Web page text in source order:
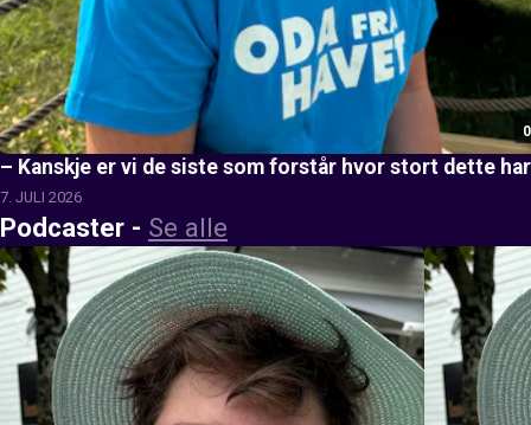
– Kanskje er vi de siste som forstår hvor stort dette
7. JULI 2026
Podcaster - Se alle